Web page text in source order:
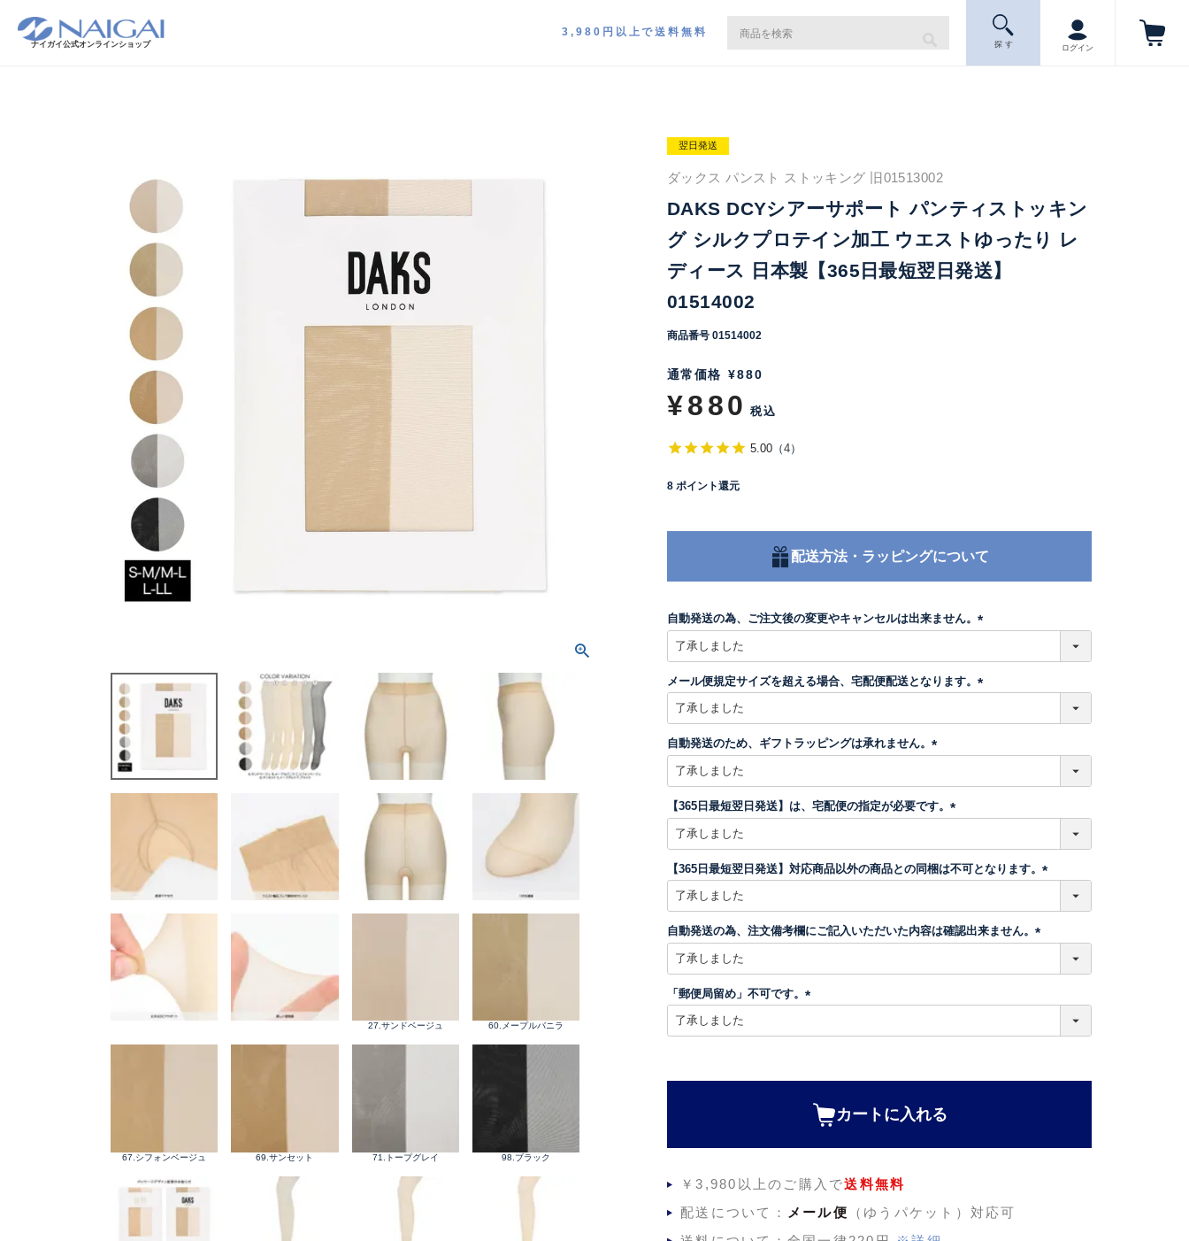
ナイガイ公式オンラインショップ
3,980円以上で送料無料
探 す ログイン
27.サンドベージュ 60.メープルバニラ
67.シフォンベージュ 69.サンセット 71.トープグレイ 98.ブラック
翌日発送
ダックス パンスト ストッキング 旧01513002
DAKS DCYシアーサポート パンティストッキン
グ シルクプロテイン加工 ウエストゆったり レ
ディース 日本製【365日最短翌日発送】
01514002
商品番号 01514002
通常価格 ¥880
¥880 税込
5.00 （4）
8 ポイント還元
配送方法・ラッピングについて
自動発送の為、ご注文後の変更やキャンセルは出来ません。
)
メール便規定サイズを超える場合、宅配便配送となります。
)
自動発送のため、ギフトラッピングは承れません。
須
)
【365日最短翌日発送】は、宅配便の指定が必要です。
須
)
【365日最短翌日発送】対応商品以外の商品との同梱は不可となります。
)
自動発送の為、注文備考欄にご記入いただいた内容は確認出来ません。
)
「郵便局留め」不可です。
カートに入れる
￥3,980以上のご購入で送料無料
配送について：
メール便
（ゆうパケット）対応可